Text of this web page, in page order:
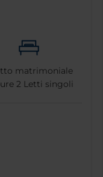
matrimoniale
2 Letti singoli